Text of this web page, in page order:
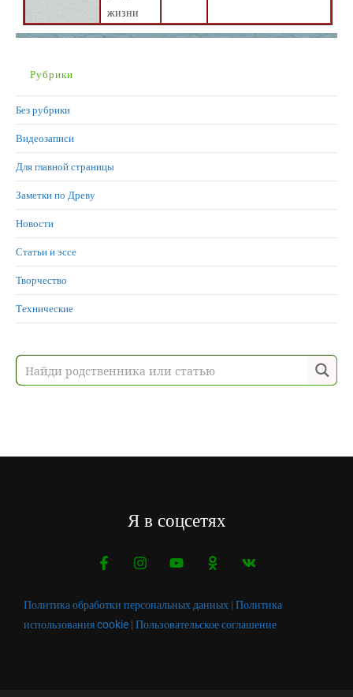
жизни
Рубрики
Без рубрики
Видеозаписи
Для главной страницы
Заметки по Древу
Новости
Статьи и эссе
Творчество
Технические
Я в соцсетях
Политика обработки персональных данных | Политика
использования cookie | Пользовательское соглашение